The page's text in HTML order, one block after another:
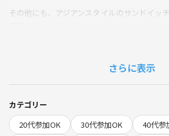
その他にも、アジアンスタイルのサンドイッ
飲食代各自負担
1ドリンクオーダー制
さらに表示
カテゴリー
20代参加OK
30代参加OK
40代参